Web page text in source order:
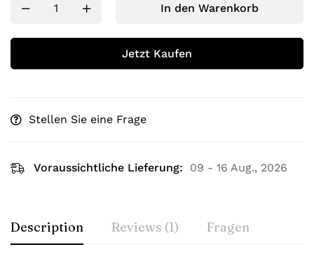
In den Warenkorb
Jetzt Kaufen
Stellen Sie eine Frage
Voraussichtliche Lieferung: 09 - 16 Aug., 2026
Description Reviews (1) Fragen